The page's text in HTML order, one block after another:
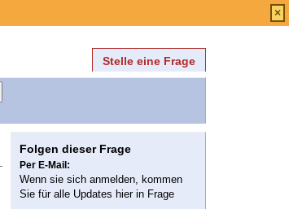
Stelle eine Frage
Folgen dieser Frage
Per E-Mail:
Wenn sie sich anmelden, kommen
Sie für alle Updates hier in Frage
×